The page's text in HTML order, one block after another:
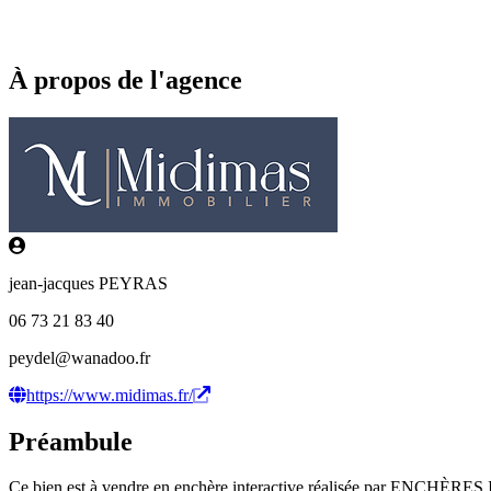
À propos de l'agence
jean-jacques PEYRAS
06 73 21 83 40
peydel@wanadoo.fr
https://www.midimas.fr/
Préambule